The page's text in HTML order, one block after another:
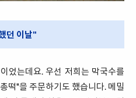
던 이날"
었는데요. 우선 저희는 막국수를
떡"을 주문하기도 했습니다. 메밀